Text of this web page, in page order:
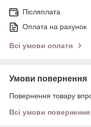
Післяплата
Оплата на рахунок
Всі умови оплати
Умови повернення
Повернення товару
Всі умови повернення